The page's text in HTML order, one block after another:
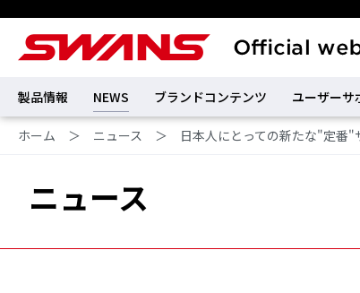
製品情報 NEWS ブランドコンテンツ ユーザーサ
ホーム ＞ ニュース ＞ 日本人にとっての新たな"定番"
ニュース